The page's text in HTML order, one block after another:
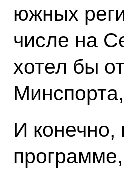
южных
числе на
хотел бы
И конечно,